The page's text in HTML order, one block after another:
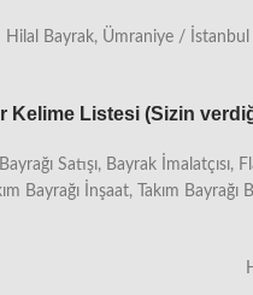
Hilal Bayrak, Ümraniye /
Kelime Listesi (Sizin
Satışı, Bayrak
Bayrağı İnşaat, Takım